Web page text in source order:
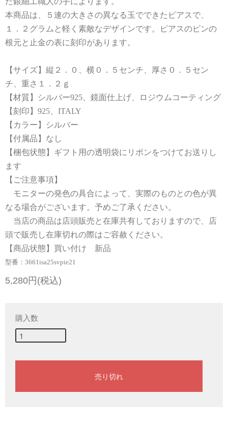
本商品は、５連の大きさの異なる玉でできたピアスで、
１．２グラムと軽く素敵なデザインです。ピアスのピンの
根元と止金の表に刻印があります。
【サイズ】縦２．０、横０．５センチ、厚さ０．５セン
チ、重さ１．２ｇ
【材質】シルバー925、鏡面仕上げ、ロジウムコーティング
【刻印】925、ITALY
【カラー】シルバー
【付属品】なし
【梱包状態】ギフト用の透明袋にリボンをつけてお送りし
ます
【ご注意事項】
モニターの発色の具合によって、実際のものとの色が異
なる場合がございます。予めご了承ください。
当店の商品は店頭販売と在庫共有しておりますので、店
頭で販売し在庫切れの際はご容赦ください。
【商品状態】買い付け 新品
型番：3661isa25svpie21
5,280円(税込)
購入数